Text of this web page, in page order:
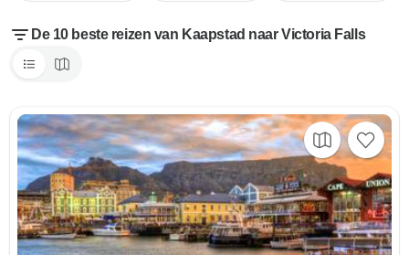
De 10 beste reizen van Kaapstad naar Victoria Falls